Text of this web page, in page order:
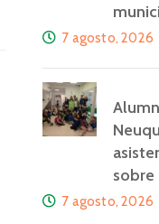
7 agosto, 2026
sobre
7 agosto, 2026